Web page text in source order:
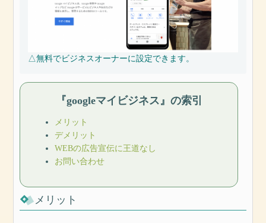
△無料でビジネスオーナーに設定できます。
『googleマイビジネス』の索引
メリット
デメリット
WEBの広告宣伝に王道なし
お問い合わせ
メリット